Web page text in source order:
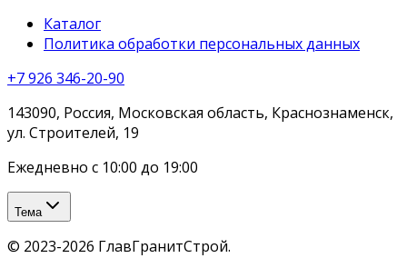
Каталог
Политика обработки персональных данных
+7 926 346-20-90
143090, Россия, Московская область, Краснознаменск,
ул. Строителей, 19
Ежедневно с 10:00 до 19:00
Тема
© 2023-2026 ГлавГранитСтрой.